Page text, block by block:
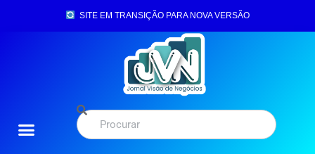
SITE EM TRANSIÇÃO PARA NOVA VERSÃO